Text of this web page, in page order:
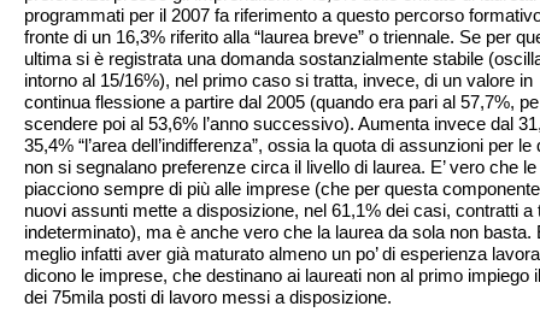
programmati per il 2007 fa riferimento a questo percorso
fronte di un 16,3% riferito alla “laurea breve” o triennale. Se per
ultima si è registrata una domanda sostanzialmente stabile
intorno al 15/16%), nel primo caso si tratta, invece, di un valore in
continua flessione a partire dal 2005 (quando era pari al 57,7%,
scendere poi al 53,6% l’anno successivo). Aumenta invece dal
35,4% “l’area dell’indifferenza”, ossia la quota di assunzioni per le
non si segnalano preferenze circa il livello di laurea. E’ vero che
piacciono sempre di più alle imprese (che per questa
nuovi assunti mette a disposizione, nel 61,1% dei casi, contratti a
indeterminato), ma è anche vero che la laurea da sola non basta.
meglio infatti aver già maturato almeno un po’ di esperienza
dicono le imprese, che destinano ai laureati non al primo impiego
dei 75mila posti di lavoro messi a disposizione.